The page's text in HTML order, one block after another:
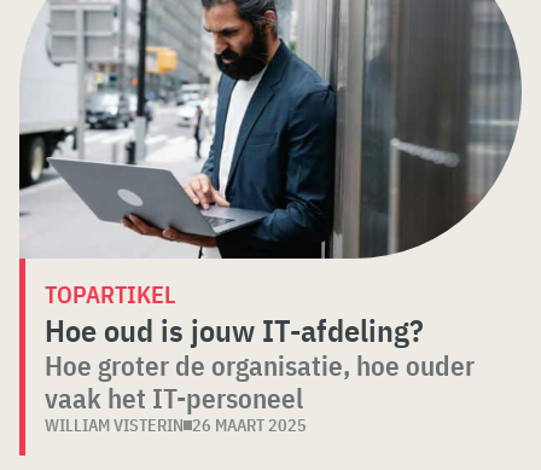
TOPARTIKEL
Hoe oud is jouw IT-afdeling?
Hoe groter de organisatie, hoe ouder
vaak het IT-personeel
WILLIAM VISTERIN 26 MAART 2025